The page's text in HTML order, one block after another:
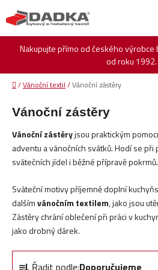
na
obsah
Nakupujte přímo od českého
od roku 1992.
Domů
/Vánoční textil /Vánoční zástěry
Vánoční zástěry
Vánoční zástěryjsou praktickým
adventu a vánočních svátků. Hodí se
svátečních jídel i běžné přípravě pokrmů.
Sváteční motivy příjemně doplní
dalšímvánočním textilem, jako jsou
Zástěry chrání oblečení při práci v
jako drobný dárek.
Řadit podle:Doporučujeme